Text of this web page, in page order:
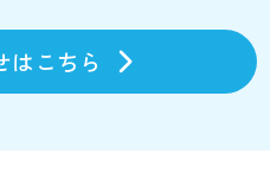
はこちら